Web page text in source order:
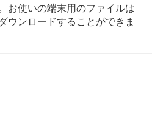
お使いの端末用のファイルは
ウンロードすることができま